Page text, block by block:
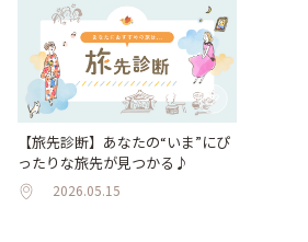
【旅先診断】あなたの“いま”にぴ
ったりな旅先が見つかる♪
2026.05.15